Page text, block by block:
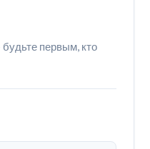
первым, кто